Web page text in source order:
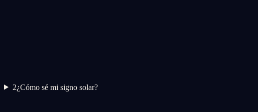
2¿Cómo sé mi signo solar?